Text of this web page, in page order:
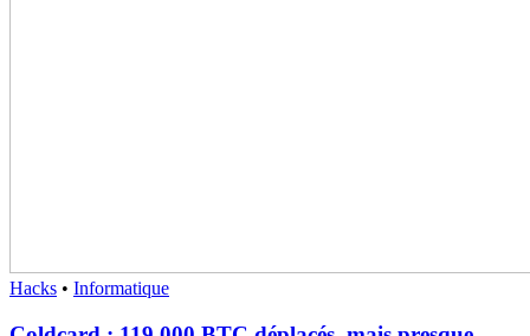
Hacks • Informatique